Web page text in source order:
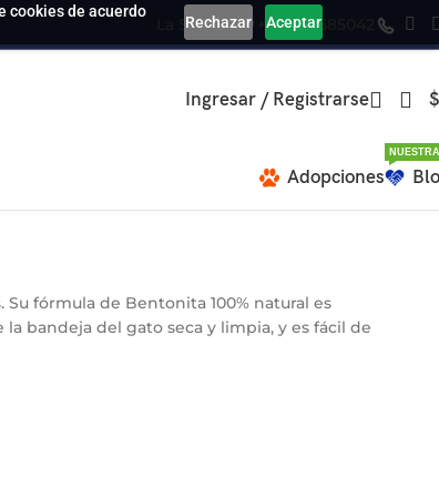
cookies de acuerdo
Rechazar Aceptar
La Serena +569 39585042
Ingresar / Registrarse $
Adopciones
fórmula de Bentonita 100% natural es
bandeja del gato seca y limpia, y es fácil de